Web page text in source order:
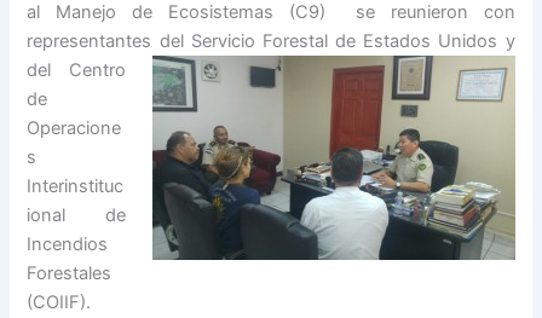
al Manejo de Ecosistemas (C9) se reunieron con
representantes del Servicio Forestal de Estados Unidos y
del Centro
de
Operacione
s
Interinstituc
ional de
Incendios
Forestales
(COIIF).